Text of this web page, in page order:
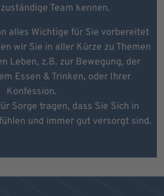
Team kennen.
alles Wichtige für Sie vorbereitet
wir Sie in aller Kürze zu Themen
Leben, z.B. zur Bewegung, der
Essen & Trinken, oder Ihrer
Konfession.
Sorge tragen, dass Sie Sich in
und immer gut versorgt sind.